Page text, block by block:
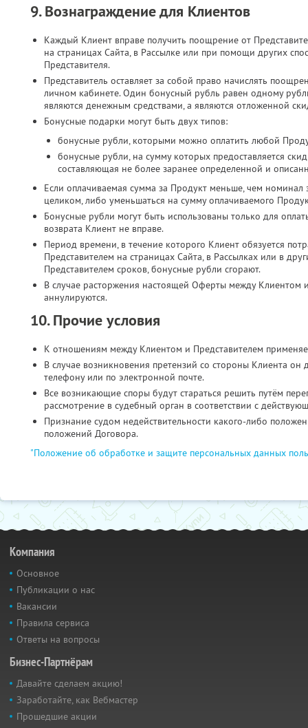
9. Вознаграждение для Клиентов
Каждый Клиент вправе получить поощрение от
на страницах Сайта, в Рассылке или при помощи других
Представителя.
Представитель оставляет за собой право начислять
личном кабинете. Один бонусный рубль равен одному
являются денежным средствами, а являются отложенной
Бонусные подарки могут быть двух типов:
бонусные рубли, которыми можно оплатить любой
бонусные рубли, на сумму которых предоставляется
составляющая не более заранее определенной и
Если оплачиваемая сумма за Продукт меньше, чем
целиком, либо уменьшаться на сумму оплачиваемого
Бонусные рубли могут быть использованы только для
возврата Клиент не вправе.
Период времени, в течение которого Клиент обязуется
Представителем на страницах Сайта, в Рассылках или в
Представителем сроков, бонусные рубли сгорают.
В случае расторжения настоящей Оферты между Клиентом
аннулируются.
10. Прочие условия
К отношениям между Клиентом и Представителем
В случае возникновения претензий со стороны Клиента
телефону или по электронной почте.
Все возникающие споры будут стараться решить путём
рассмотрение в судебный орган в соответствии с
Признание судом недействительности какого-либо
положений Договора.
"Положение об обработке и защите персональных данных
Компания
Основное
Публикации о нас
Вакансии
Правила сервиса
Ответы на вопросы
Бизнес-Партнёрам
Давайте сделаем акцию!
Заработайте, как Вебмастер
Прошедшие акции